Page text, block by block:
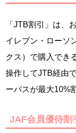
「JTB割引」は、
イレブン・ローソ
クス）で購入でき
操作してJTB経由
ーパスが最大10%
JAF会員優待割